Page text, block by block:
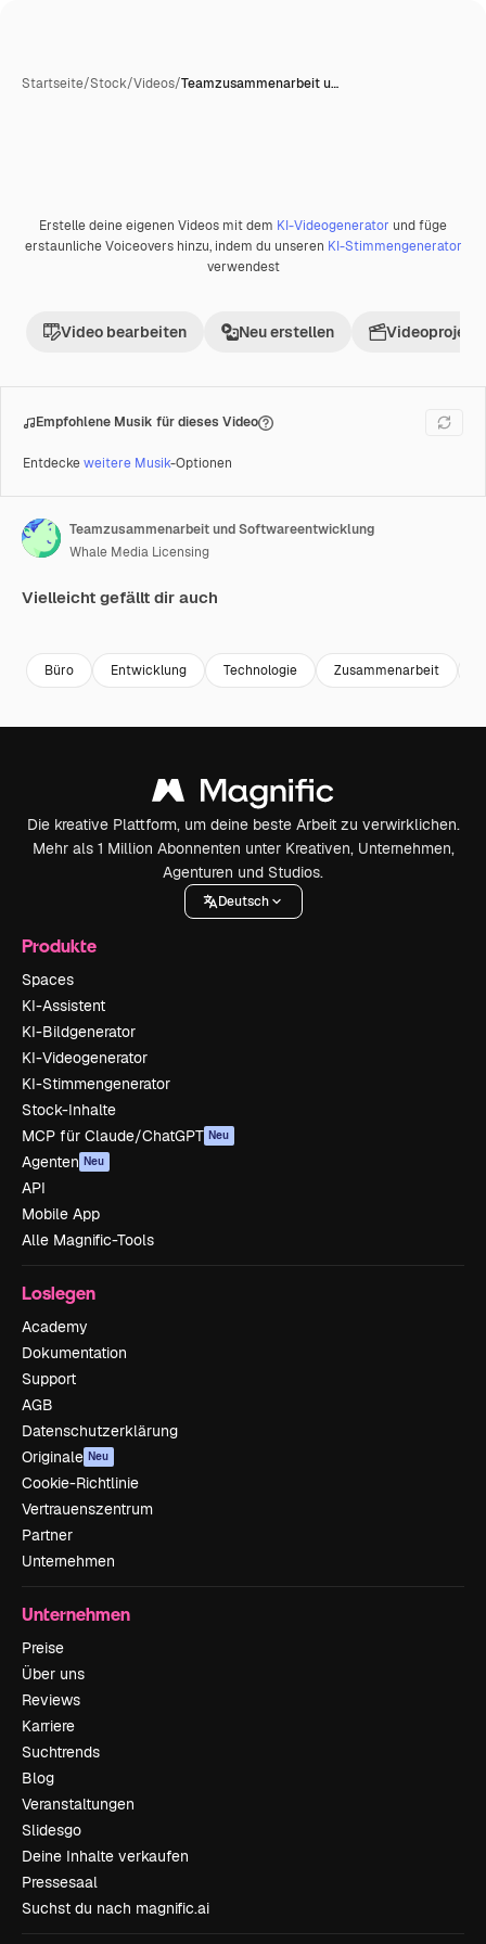
Startseite/Stock/Videos/Teamzusammenarbeit u…
PremiumKI-generiert
Erstelle deine eigenen Videos mit dem KI-Videogenerator und füge
erstaunliche Voiceovers hinzu, indem du unseren KI-Stimmengenerator
verwendest
Video bearbeiten Neu erstellen Videoprojekt
Empfohlene Musik für dieses Video
Entdeckeweitere Musik-Optionen
Teamzusammenarbeit und Softwareentwicklung
Whale Media Licensing
Vielleicht gefällt dir auch
Büro Entwicklung Technologie Zusammenarbeit
Die kreative Plattform, um deine beste Arbeit zu verwirklichen.
Mehr als 1 Million Abonnenten unter Kreativen, Unternehmen,
Agenturen und Studios.
Deutsch
Produkte
Spaces
KI-Assistent
KI-Bildgenerator
KI-Videogenerator
KI-Stimmengenerator
Stock-Inhalte
MCP für Claude/ChatGPT Neu
Agenten Neu
API
Mobile App
Alle Magnific-Tools
Loslegen
Academy
Dokumentation
Support
AGB
Datenschutzerklärung
Originale Neu
Cookie-Richtlinie
Vertrauenszentrum
Partner
Unternehmen
Unternehmen
Preise
Über uns
Reviews
Karriere
Suchtrends
Blog
Veranstaltungen
Slidesgo
Deine Inhalte verkaufen
Pressesaal
Suchst du nach magnific.ai